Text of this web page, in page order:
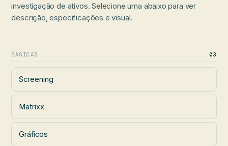
investigação de ativos. Selecione uma abaixo para ver
descrição, especificações e visual.
BÁSICAS 03
Screening
Matrixx
Gráficos